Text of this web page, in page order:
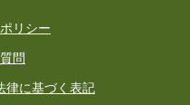
リシー
問
律に基づく表記